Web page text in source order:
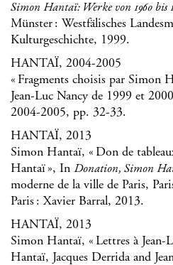
Simon Hantaï: Werke von 1960 bis
Münster : Westfälisches
Kulturgeschichte, 1999.
HANTAÏ, 2004-2005
« Fragments choisis par Simon
Jean-Luc Nancy de 1999 et
2004-2005, pp. 32-33.
HANTAÏ, 2013
Simon Hantaï, « Don de
Hantaï », In Donation, Simon
moderne de la ville de Paris,
Paris : Xavier Barral, 2013.
HANTAÏ, 2013
Simon Hantaï, « Lettres à Jean-
Hantaï, Jacques Derrida and